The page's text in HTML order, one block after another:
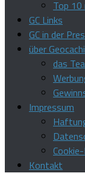
Top 10
GC Links
GC in der
über
das
Impressum
Kontakt